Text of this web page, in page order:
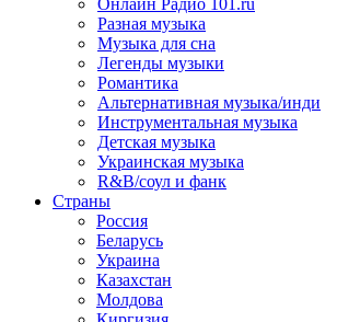
Онлайн Радио 101.ru
Разная музыка
Музыка для сна
Легенды музыки
Романтика
Альтернативная музыка/инди
Инструментальная музыка
Детская музыка
Украинская музыка
R&B/cоул и фанк
Страны
Россия
Беларусь
Украина
Казахстан
Молдова